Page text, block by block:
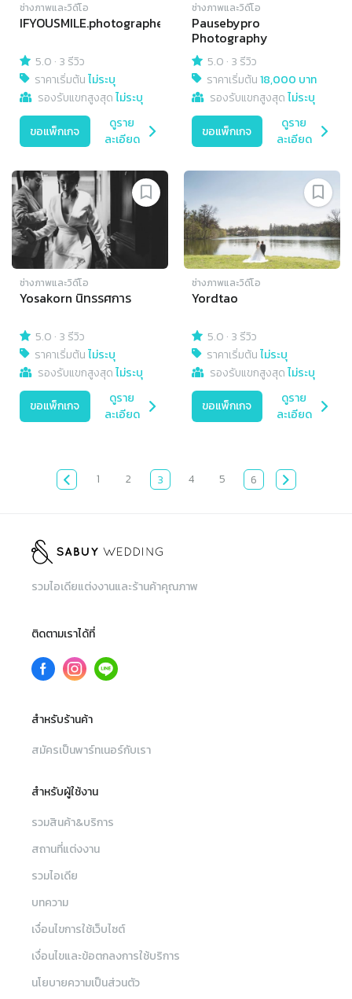
ช่างภาพและวิดีโอ
IFYOUSMILE.photographer
5.0 · 3 รีวิว
ราคาเริ่มต้นไม่ระบุ
รองรับแขกสูงสุดไม่ระบุ
ขอแพ็กเกจ
ดูราย
ละเอียด
ช่างภาพและวิดีโอ
Pausebypro
Photography
5.0 · 3 รีวิว
ราคาเริ่มต้น18,000 บาท
รองรับแขกสูงสุดไม่ระบุ
ขอแพ็กเกจ
ดูราย
ละเอียด
ช่างภาพและวิดีโอ
Yosakorn นิทรรศการ
5.0 · 3 รีวิว
ราคาเริ่มต้นไม่ระบุ
รองรับแขกสูงสุดไม่ระบุ
ขอแพ็กเกจ
ดูราย
ละเอียด
ช่างภาพและวิดีโอ
Yordtao
5.0 · 3 รีวิว
ราคาเริ่มต้นไม่ระบุ
รองรับแขกสูงสุดไม่ระบุ
ขอแพ็กเกจ
ดูราย
ละเอียด
1 2 3 4 5 6
รวมไอเดียแต่งงานและร้านค้าคุณภาพ
ติดตามเราได้ที่
สำหรับร้านค้า
สมัครเป็นพาร์ทเนอร์กับเรา
สำหรับผู้ใช้งาน
รวมสินค้า&บริการ
สถานที่แต่งงาน
รวมไอเดีย
บทความ
เงื่อนไขการใช้เว็บไซต์
เงื่อนไขและข้อตกลงการใช้บริการ
นโยบายความเป็นส่วนตัว